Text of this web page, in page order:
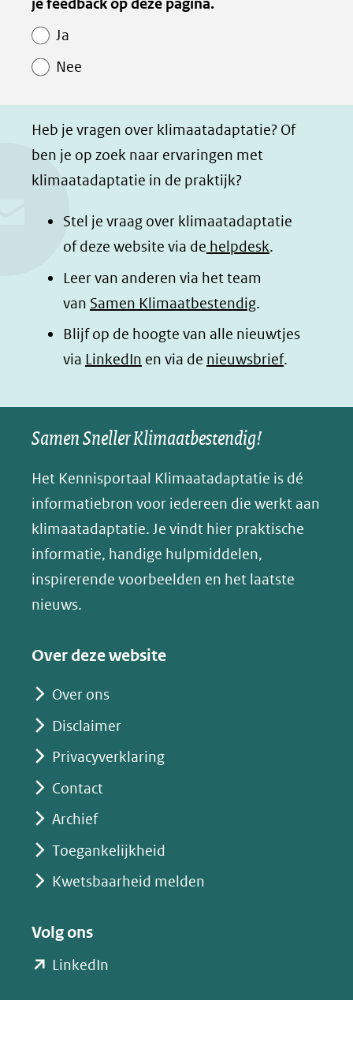
e
a
b
o
o
(opent
in
nieuw
venster)
naar
een
website)
e
i
d
I
(opent
in
nieuw
venster)
naar
een
website)
e
h
t
a
p
(opent
in
nieuw
venster)
naar
een
website)
e
n
d
l
e
o
p
B
l
e
s
y
(opent
in
nieuw
venster)
Paginawaardering
je feedback op deze pagina.
Ja
Nee
Heb je vragen over klimaatadaptatie? Of
ben je op zoek naar ervaringen met
klimaatadaptatie in de praktijk?
Stel je vraag over klimaatadaptatie
of deze website via de helpdesk.
Leer van anderen via het team
van Samen Klimaatbestendig.
Blijf op de hoogte van alle nieuwtjes
via LinkedIn (opent
nieuw
venster)
naar
een
andere
website)
en via de nieuwsbrief.
Samen Sneller Klimaatbestendig!
Het Kennisportaal Klimaatadaptatie is dé
informatiebron voor iedereen die werkt aan
klimaatadaptatie. Je vindt hier praktische
informatie, handige hulpmiddelen,
inspirerende voorbeelden en het laatste
nieuws.
Over deze website
Over ons
Disclaimer
Privacyverklaring
Contact
Archief
Toegankelijkheid
Kwetsbaarheid melden
Volg ons
LinkedIn